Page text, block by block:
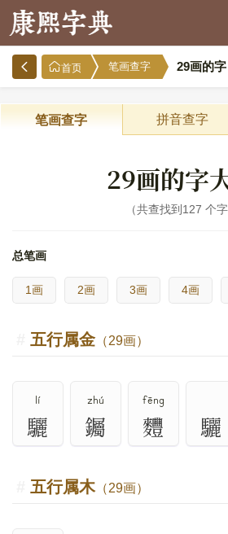
首页 笔画查字 29画的字
笔画查字 拼音查字
29画的字
共查找到127 个字
总笔画
1画 2画 3画 4画
五行属金（29画）
lí
驪
zhú
钃
fēng
麷 驪
五行属木（29画）